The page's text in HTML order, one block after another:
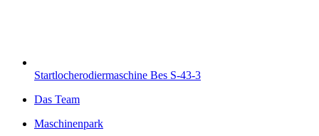
Startlocherodiermaschine Bes S-43-3
Das Team
Maschinenpark